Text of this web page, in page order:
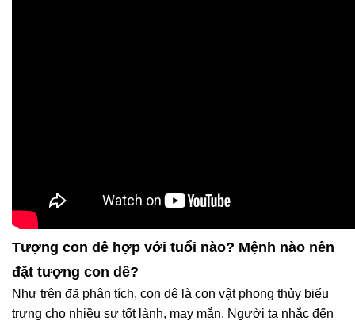
Tượng con dê hợp với tuổi nào? Mệnh nào nên
đặt tượng con dê?
Như trên đã phân tích, con dê là con vật phong thủy biểu
trưng cho nhiều sự tốt lành, may mắn. Người ta nhắc đến